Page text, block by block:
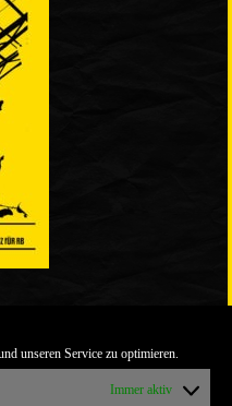
unseren Service zu optimieren.
Immer aktiv